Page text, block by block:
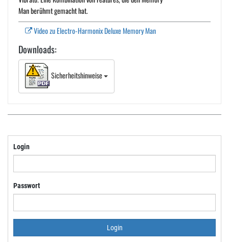
Man berühmt gemacht hat.
Video zu Electro-Harmonix Deluxe Memory Man
Downloads:
Sicherheitshinweise
Login
Passwort